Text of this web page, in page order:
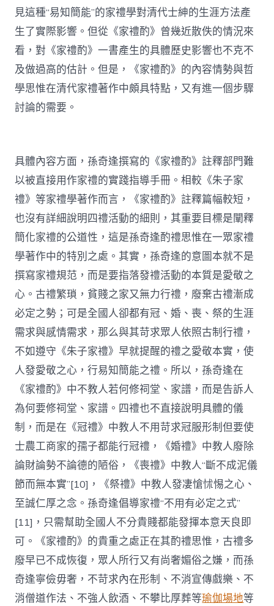
見這種“易知簡能”的家禮學對清代士紳的生涯方法產
生了實際影響。但從《家禮酌》曾幾近散佚的情況來
看，對《家禮酌》一書產生的具體歷史影響也不克不
及做過高的估計。但是，《家禮酌》的內容情勢與哲
學思惟在清代家禮著作中頗具特點，又有進一個步驟
討論的需要。
具體內容方面，孫奇逢撰寫的《家禮酌》註釋部門難
以被直接用作家禮的實踐指導手冊。相較《朱子家
禮》等家禮學著作而言，《家禮酌》註釋篇幅較短，
也沒有詳細說明四禮活動的細則，其重要目標是闡釋
簡化家禮的公道性，這是孫奇逢酌禮思惟在一眾家禮
學著作中的特別之處。其實，孫奇逢的意圖本就不是
撰寫家禮規范，而是要指落發禮活動的本質是愛敬之
心。古禮繁瑣，貧賤之家又無力行禮，廢棄古禮漸成
必定之勢；可是全國人卻都有冠、婚、喪、祭的生涯
需求與感情需求，那么與其苛求眾人依照古制行禮，
不如遵守《朱子家禮》早就提醒的禮之愛敬本實，使
人發愛敬之心，行易知簡能之禮。所以，孫奇逢在
《家禮酌》中不教人若何修祠堂、家譜，而是告訴人
為何要修祠堂、家譜。四禮也不直接說明具體的儀
制，而是在《冠禮》中教人不用苛求冠服形制但要使
士農工商家的孺子都能行冠禮，《婚禮》中教人廢除
論財論勢不論德的陋俗，《喪禮》中教人“斷不成泥儀
節而無本實”[10]，《祭禮》中教人發凄愴怵惕之心、
至誠仁厚之念。孫奇逢倡導家禮“不用有必定之式”
[11]，只需幫助全國人不分貴賤都能發揮本意天良即
可。《家禮酌》的貴重之處正在其酌禮思惟，古禮多
廢早已不成恢復，眾人所行又有尚奢媚俗之嫌，而孫
奇逢寧儉毋奢，不苛求內在形制、不消宣傳戲樂、不
消僧道作法、不強人飲酒、不攀比厚葬等瑜伽場地等